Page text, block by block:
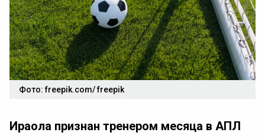
Фото: freepik.com/ freepik
Ираола признан тренером месяца в АПЛ